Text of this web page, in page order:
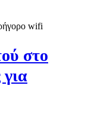
wifi
στο